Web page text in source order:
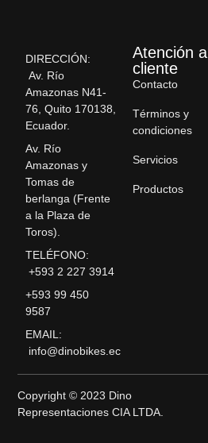
DIRECCIÓN:
Av. Río
Amazonas N41-
76, Quito 170138,
Ecuador.
Av. Río
Amazonas y
Tomas de
berlanga (Frente
a la Plaza de
Toros).
TELÉFONO:
+593 2 227 3914
+593 99 450
9587
EMAIL:
info@dinobikes.ec
Atención al
cliente
Contacto
Términos y
condiciones
Servicios
Productos
Copyright © 2023 Dino
Representaciones CIA LTDA.